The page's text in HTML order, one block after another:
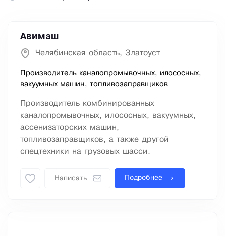
Авимаш
Челябинская область, Златоуст
Производитель каналопромывочных, илососных,
вакуумных машин, топливозаправщиков
Производитель комбинированных
каналопромывочных, илососных, вакуумных,
ассенизаторских машин,
топливозаправщиков, а также другой
спецтехники на грузовых шасси.
Написать Подробнее